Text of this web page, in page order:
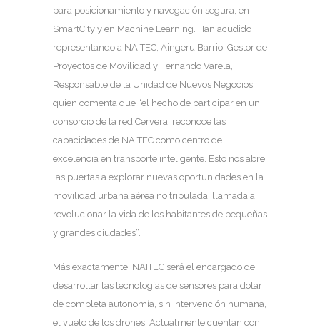
para posicionamiento y navegación segura, en
SmartCity y en Machine Learning. Han acudido
representando a NAITEC, Aingeru Barrio, Gestor de
Proyectos de Movilidad y Fernando Varela,
Responsable de la Unidad de Nuevos Negocios,
quien comenta que “el hecho de participar en un
consorcio de la red Cervera, reconoce las
capacidades de NAITEC como centro de
excelencia en transporte inteligente. Esto nos abre
las puertas a explorar nuevas oportunidades en la
movilidad urbana aérea no tripulada, llamada a
revolucionar la vida de los habitantes de pequeñas
y grandes ciudades”.
Más exactamente, NAITEC será el encargado de
desarrollar las tecnologías de sensores para dotar
de completa autonomía, sin intervención humana,
el vuelo de los drones. Actualmente cuentan con